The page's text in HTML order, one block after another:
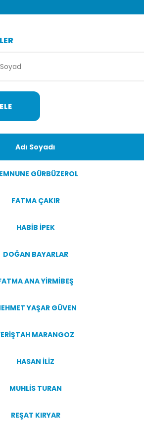
Adı Soyadı
GÜRBÜZEROL
FATMA ÇAKIR
HABİB İPEK
DOĞAN BAYARLAR
ANA YİRMİBEŞ
YAŞAR GÜVEN
MARANGOZ
HASAN İLİZ
MUHLİS TURAN
REŞAT KIRYAR